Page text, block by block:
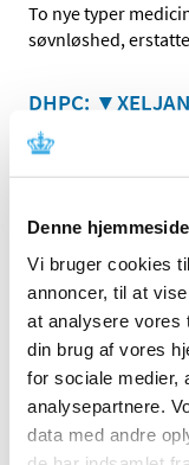
Denne
Vi bruger cookies
annoncer, til at
at analysere vores
din brug af vores
for sociale medier,
analysepartnere.
data med andre
To nye typer
søvnløshed,
DHPC:
|7. februar 2020
Øget risiko for
Myndighederne
godkendelse
|6. februar 2020|
virksomheder i
DHPC: